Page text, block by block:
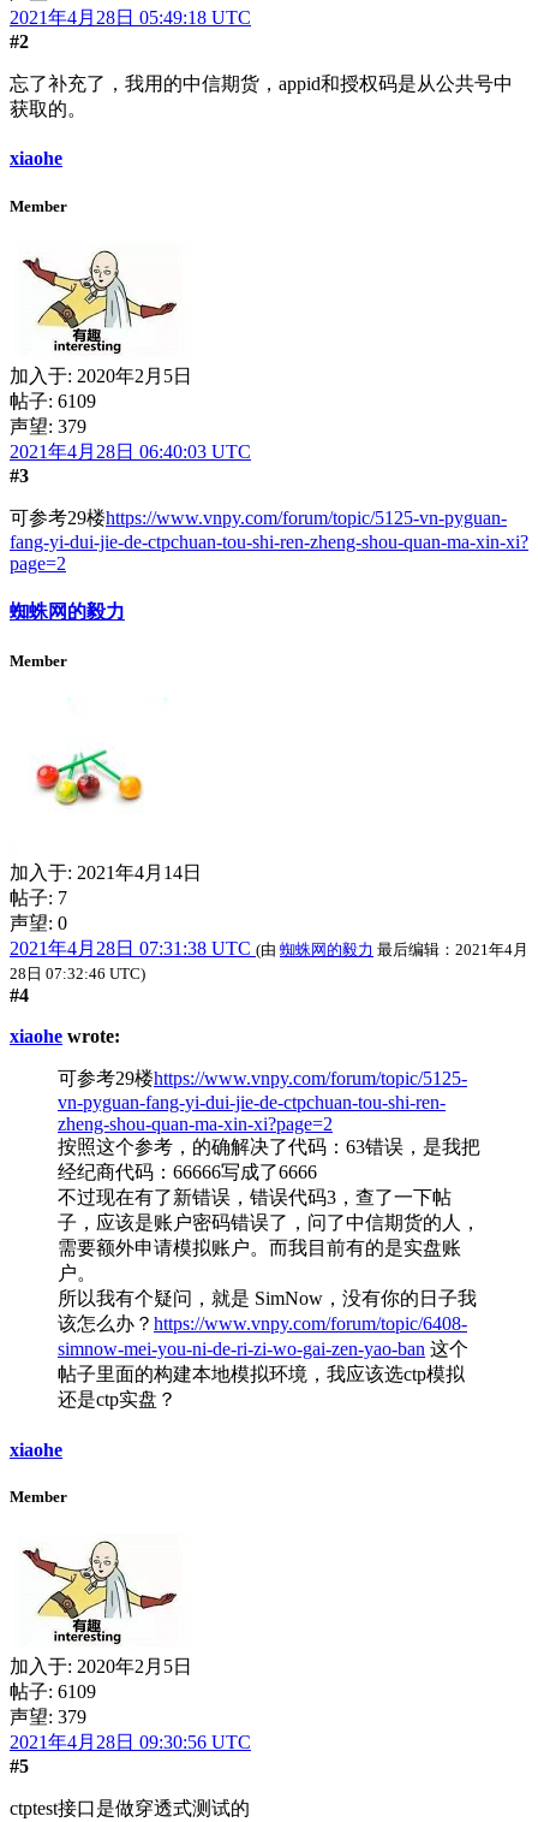
2021年4月28日 05:49:18 UTC
#2
忘了补充了，我用的中信期货，appid和授权码是从公共号中
获取的。
xiaohe
Member
加入于: 2020年2月5日
帖子: 6109
声望: 379
2021年4月28日 06:40:03 UTC
#3
可参考29楼https://www.vnpy.com/forum/topic/5125-vn-pyguan-
fang-yi-dui-jie-de-ctpchuan-tou-shi-ren-zheng-shou-quan-ma-xin-xi?
page=2
蜘蛛网的毅力
Member
加入于: 2021年4月14日
帖子: 7
声望: 0
2021年4月28日 07:31:38 UTC (由 蜘蛛网的毅力 最后编辑： 2021年4月
28日 07:32:46 UTC)
#4
xiaohe wrote:
可参考29楼https://www.vnpy.com/forum/topic/5125-
vn-pyguan-fang-yi-dui-jie-de-ctpchuan-tou-shi-ren-
zheng-shou-quan-ma-xin-xi?page=2
按照这个参考，的确解决了代码：63错误，是我把
经纪商代码：66666写成了6666
不过现在有了新错误，错误代码3，查了一下帖
子，应该是账户密码错误了，问了中信期货的人，
需要额外申请模拟账户。而我目前有的是实盘账
户。
所以我有个疑问，就是 SimNow，没有你的日子我
该怎么办？ https://www.vnpy.com/forum/topic/6408-
simnow-mei-you-ni-de-ri-zi-wo-gai-zen-yao-ban 这个
帖子里面的构建本地模拟环境，我应该选ctp模拟
还是ctp实盘？
xiaohe
Member
加入于: 2020年2月5日
帖子: 6109
声望: 379
2021年4月28日 09:30:56 UTC
#5
ctptest接口是做穿透式测试的